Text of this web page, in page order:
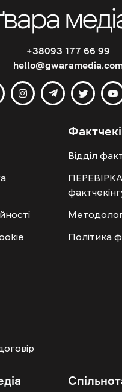
+38093 177 66 99
Відділ
Політика